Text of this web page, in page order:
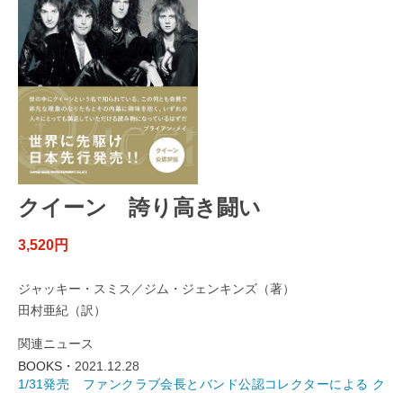
クイーン 誇り高き闘い
3,520円
ジャッキー・スミス／ジム・ジェンキンズ（著）
田村亜紀（訳）
関連ニュース
BOOKS・ 2021.12.28
1/31発売 ファンクラブ会長とバンド公認コレクターによる ク